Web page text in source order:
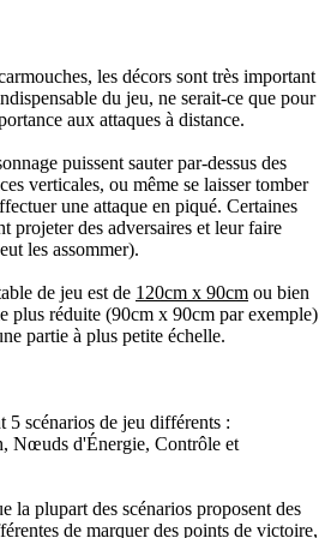
les décors sont très important
du jeu, ne serait-ce que pour
aux attaques à distance.
puissent sauter par-dessus des
verticales, ou même se laisser tomber
une attaque en piqué. Certaines
projeter des adversaires et leur faire
les assommer).
de jeu est de 120cm x 90cm ou bien
plus réduite (90cm x 90cm par exemple)
partie à plus petite échelle.
5 scénarios de jeu différents :
Nœuds d'Énergie, Contrôle et
la plupart des scénarios proposent des
de marquer des points de victoire,